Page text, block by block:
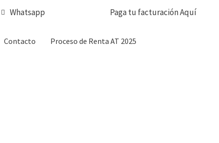
Whatsapp Paga tu facturación Aquí
Contacto Proceso de Renta AT 2025